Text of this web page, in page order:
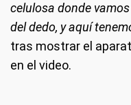
celulosa donde
del dedo, y aquí
tras mostrar el
en el video.